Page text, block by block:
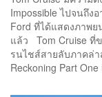
Impossible ไปจนถึง
Ford ที่ได้แสดงภาพ
แล้ว Tom Cruise ที่
รนไชส์สายลับภาคล่า
Reckoning Part